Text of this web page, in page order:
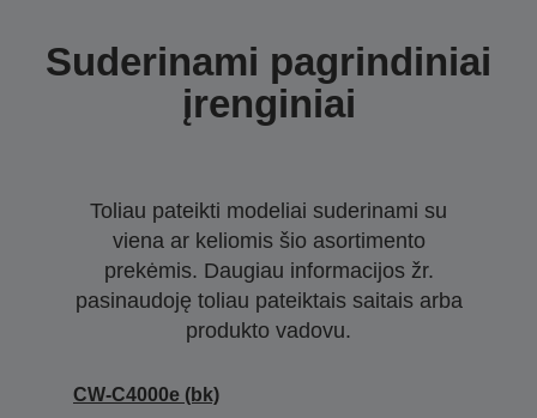
Suderinami pagrindiniai
įrenginiai
Toliau pateikti modeliai suderinami su
viena ar keliomis šio asortimento
prekėmis. Daugiau informacijos žr.
pasinaudoję toliau pateiktais saitais arba
produkto vadovu.
CW-C4000e (bk)